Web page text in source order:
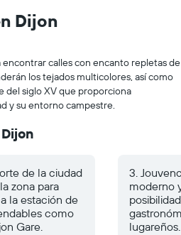
Dijon
encontrar calles con encanto repletas de
los tejados multicolores, así como
del siglo XV que proporciona
y su entorno campestre.
de la ciudad
zona para
la estación de
como
Gare.
3.
moderno
lugareños.